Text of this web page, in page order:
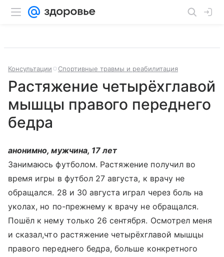
Консультации Спортивные травмы и реабилитация
Растяжение четырёхглавой
мышцы правого переднего
бедра
анонимно, мужчина, 17 лет
Занимаюсь футболом. Растяжение получил во
время игры в футбол 27 августа, к врачу не
обращался. 28 и 30 августа играл через боль на
уколах, но по-прежнему к врачу не обращался.
Пошёл к нему только 26 сентября. Осмотрел меня
и сказал,что растяжение четырёхглавой мышцы
правого переднего бедра, больше конкретного